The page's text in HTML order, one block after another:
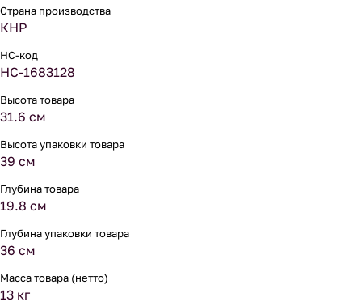
Страна производства
КНР
НС-код
НС-1683128
Высота товара
31.6 см
Высота упаковки товара
39 см
Глубина товара
19.8 см
Глубина упаковки товара
36 см
Масса товара (нетто)
13 кг